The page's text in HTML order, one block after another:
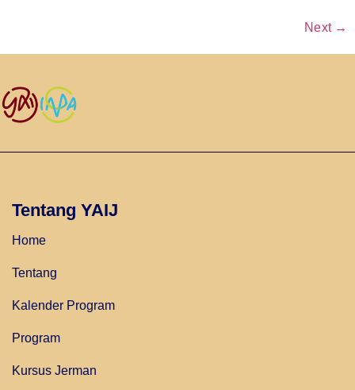
Next →
Tentang YAIJ
Home
Tentang
Kalender Program
Program
Kursus Jerman